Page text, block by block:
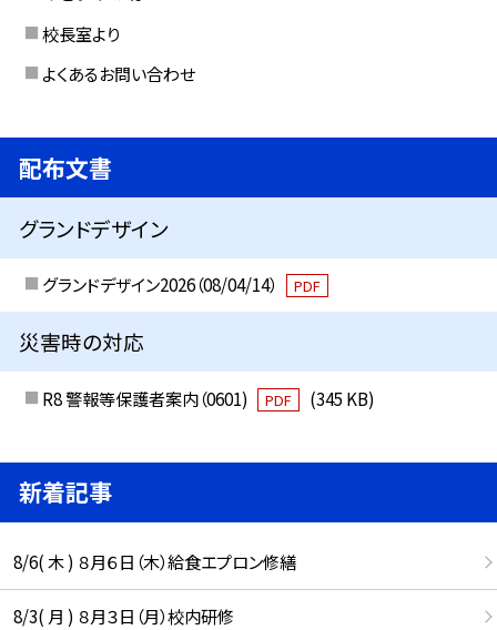
校長室より
よくあるお問い合わせ
配布文書
グランドデザイン
グランドデザイン2026（08/04/14） PDF
災害時の対応
R8 警報等保護者案内（0601) PDF (345 KB)
新着記事
8/6( 木 ) ８月６日（木）給食エプロン修繕
8/3( 月 ) ８月３日（月）校内研修